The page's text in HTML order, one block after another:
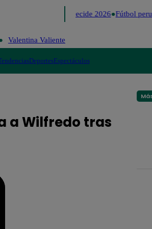
Perú Decide 2026 Fútbol
Valentina Valiente
DeportesEspectáculos
a Wilfredo tras